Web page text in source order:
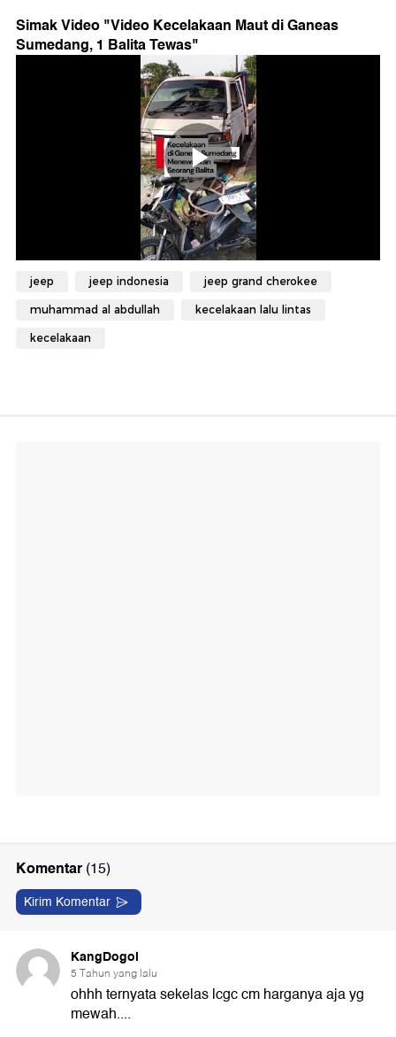
Simak Video "Video Kecelakaan Maut di Ganeas
Sumedang, 1 Balita Tewas"
jeep jeep indonesia jeep grand cherokee
muhammad al abdullah kecelakaan lalu lintas
kecelakaan